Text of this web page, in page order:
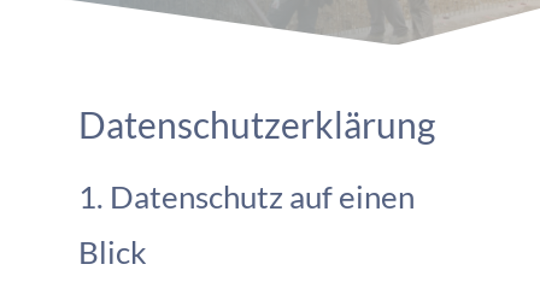
Datenschutz­erklärung
1. Datenschutz auf einen
Blick